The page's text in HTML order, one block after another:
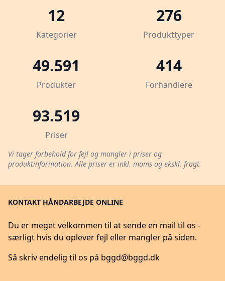
12
Kategorier
276
Produkttyper
49.591
Produkter
414
Forhandlere
93.519
Priser
Vi tager forbehold for fejl og mangler i priser og
produktinformation. Alle priser er inkl. moms og ekskl. fragt.
KONTAKT HÅNDARBEJDE ONLINE
Du er meget velkommen til at sende en mail til os -
særligt hvis du oplever fejl eller mangler på siden.
Så skriv endelig til os på bggd@bggd.dk